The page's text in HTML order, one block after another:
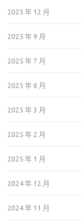
2025 年 12 月
2025 年 9 月
2025 年 7 月
2025 年 6 月
2025 年 3 月
2025 年 2 月
2025 年 1 月
2024 年 12 月
2024 年 11 月